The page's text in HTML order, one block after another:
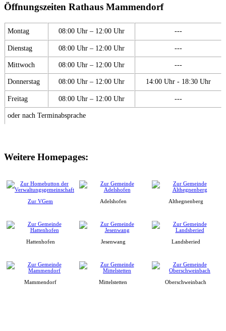
Öffnungszeiten Rathaus Mammendorf
Montag 08:00 Uhr – 12:00 Uhr ---
Dienstag 08:00 Uhr – 12:00 Uhr ---
Mittwoch 08:00 Uhr – 12:00 Uhr ---
Donnerstag 08:00 Uhr – 12:00 Uhr 14:00 Uhr - 18:30 Uhr
Freitag 08:00 Uhr – 12:00 Uhr ---
oder nach Terminabsprache
Weitere Homepages:
Zur VGem Adelshofen Althegnenberg
Hattenhofen Jesenwang Landsberied
Mammendorf Mittelstetten Oberschweinbach